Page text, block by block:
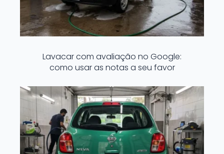
Lavacar com avaliação no Google:
como usar as notas a seu favor